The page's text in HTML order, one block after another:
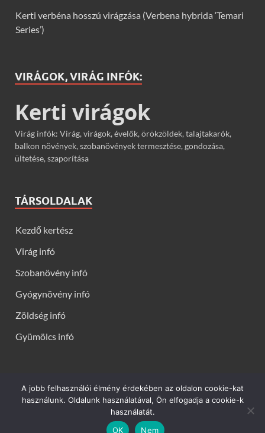
Kerti verbéna hosszú virágzása (Verbena hybrida ‘Temari
Series’)
VIRÁGOK, VIRÁG INFÓK:
Kerti virágok
Virág infók: Virág, virágok, évelők, örökzöldek, talajtakarók,
balkon növények, szobanövények termesztése, gondozása,
ültetése, szaporítása
TÁRSOLDALAK
Kezdő kertész
Virág infó
Szobanövény infó
Gyógynövény infó
Zöldség infó
Gyümölcs infó
Kerti virágok - Virág infók: Virág, virágok, évelők, örökzöldek,
talajtakarók, balkon növények, szobanövények termesztése,
gondozása, ültetése, szaporítása
A jobb felhasználói élmény érdekében az oldalon cookie-kat
használunk. Oldalunk használatával, Ön elfogadja a cookie-k
használatát.
OK
Nem